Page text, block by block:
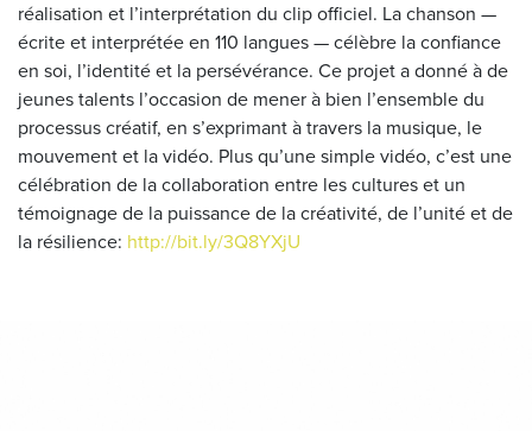
réalisation et l’interprétation du clip officiel. La chanson —
écrite et interprétée en 110 langues — célèbre la confiance
en soi, l’identité et la persévérance. Ce projet a donné à de
jeunes talents l’occasion de mener à bien l’ensemble du
processus créatif, en s’exprimant à travers la musique, le
mouvement et la vidéo. Plus qu’une simple vidéo, c’est une
célébration de la collaboration entre les cultures et un
témoignage de la puissance de la créativité, de l’unité et de
la résilience: http://bit.ly/3Q8YXjU